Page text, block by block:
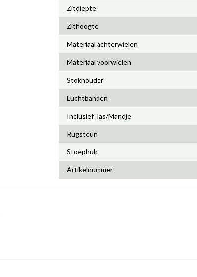
Zitdiepte
Zithoogte
Materiaal achterwielen
Materiaal voorwielen
Stokhouder
Luchtbanden
Inclusief Tas/Mandje
Rugsteun
Stoephulp
Artikelnummer